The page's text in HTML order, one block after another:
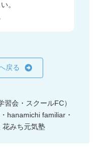
。
戻る
会・スクールFC）
hanamichi familiar・
花みち元気塾